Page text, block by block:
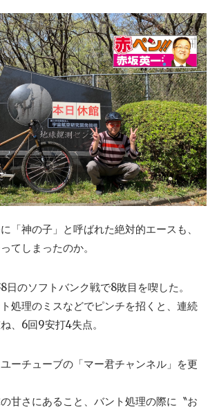
「神の子」と呼ばれた絶対的エースも、
てしまったのか。
日のソフトバンク戦で8敗目を喫した。
処理のミスなどでピンチを招くと、連続
、6回9安打4失点。
ーチューブの「マー君チャンネル」を更
甘さにあること、バント処理の際に〝お